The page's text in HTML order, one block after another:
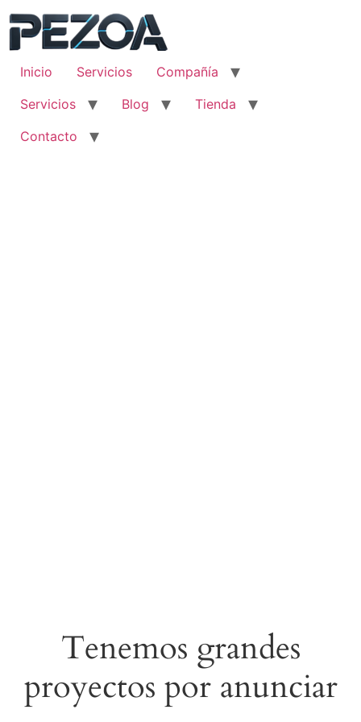
contenido
Inicio
Servicios
Compañía
Servicios
Blog
Tienda
Contacto
Tenemos grandes
proyectos por anunciar